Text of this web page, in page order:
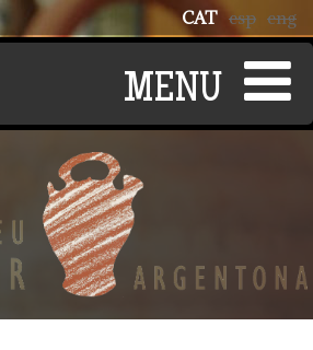
eng
esp
CAT